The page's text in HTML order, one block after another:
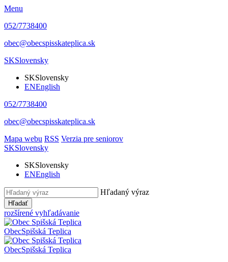
Menu
052/7738400
obec@obecspisskateplica.sk
SKSlovensky
SKSlovensky
ENEnglish
052/7738400
obec@obecspisskateplica.sk
Mapa webu RSS Verzia pre seniorov
SKSlovensky
SKSlovensky
ENEnglish
Hľadaný výraz
Hľadať
rozšírené vyhľadávanie
ObecSpišská Teplica
ObecSpišská Teplica